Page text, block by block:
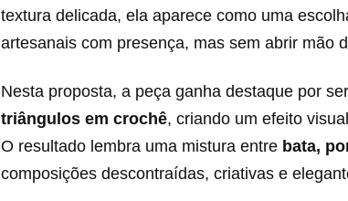
textura delicada, ela aparece como uma
artesanais com presença, mas sem abrir mão
Nesta proposta, a peça ganha destaque por
triângulos em crochê, criando um efeito
O resultado lembra uma mistura entre bata,
composições descontraídas, criativas e